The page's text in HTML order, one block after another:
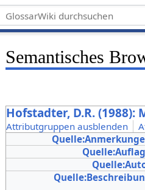
Semantisches
Hofstadter, D.R. (1988):
Attributgruppen ausblenden